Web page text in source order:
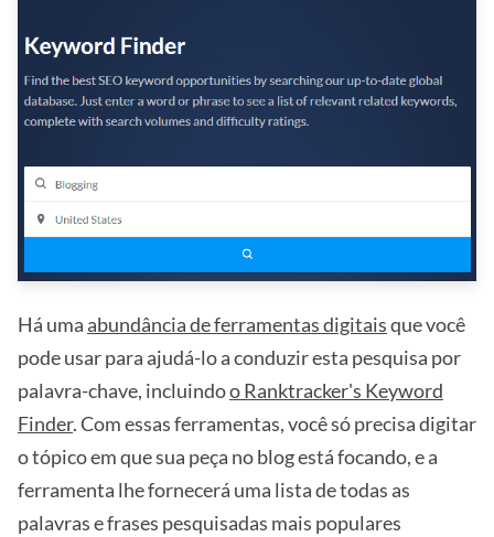
Há uma abundância de ferramentas digitaisque você
pode usar para ajudá-lo a conduzir esta pesquisa por
palavra-chave, incluindoo Ranktracker's Keyword
Finder. Com essas ferramentas, você só precisa digitar
o tópico em que sua peça no blog está focando, e a
ferramenta lhe fornecerá uma lista de todas as
palavras e frases pesquisadas mais populares